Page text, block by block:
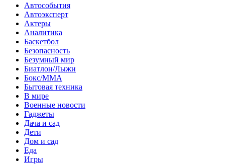
Автособытия
Автоэксперт
Актеры
Аналитика
Баскетбол
Безопасность
Безумный мир
Биатлон/Лыжи
Бокс/MMA
Бытовая техника
В мире
Военные новости
Гаджеты
Дача и сад
Дети
Дом и сад
Еда
Игры